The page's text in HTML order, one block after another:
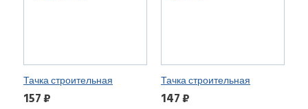
Тачка строительная
Haemmerlin Expert Twin 150
157 ₽
Тачка строительная
Haemmerlin Clipso 90 MG GF
147 ₽